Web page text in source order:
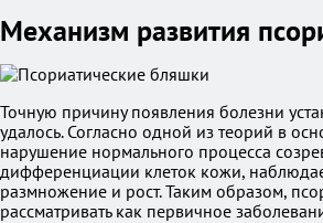
Механизм развития
Точную причину появления болезни
удалось. Согласно одной из теорий в
нарушение нормального процесса
дифференциации клеток кожи,
размножение и рост. Таким образом,
рассматривать как первичное